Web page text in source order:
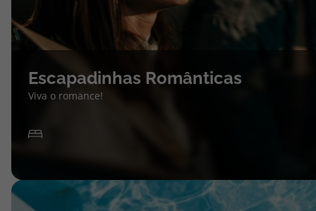
Escapadinhas Românticas
Viva o romance!